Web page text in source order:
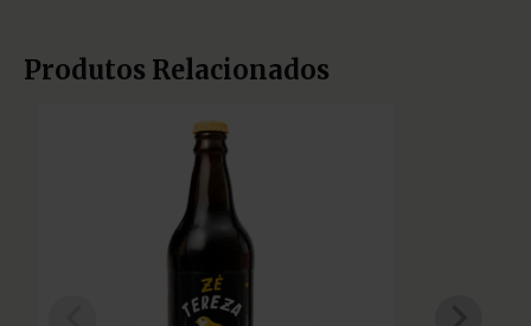
Produtos Relacionados